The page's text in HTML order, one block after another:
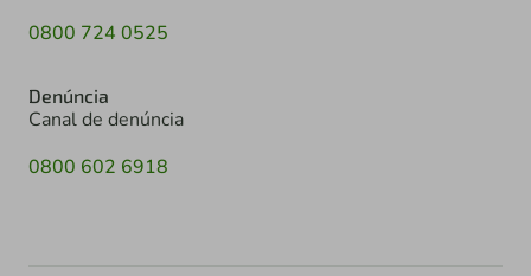
0800 724 0525
Denúncia
Canal de denúncia
0800 602 6918